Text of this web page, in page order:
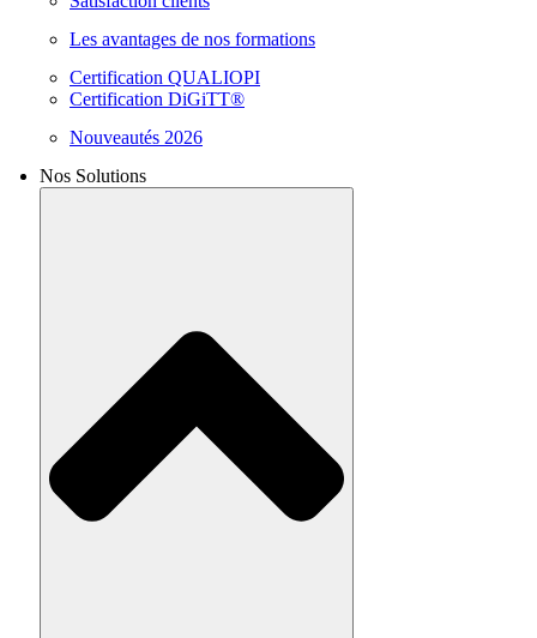
Les avantages de nos formations
Certification QUALIOPI
Certification DiGiTT®
Nouveautés 2026
Nos Solutions